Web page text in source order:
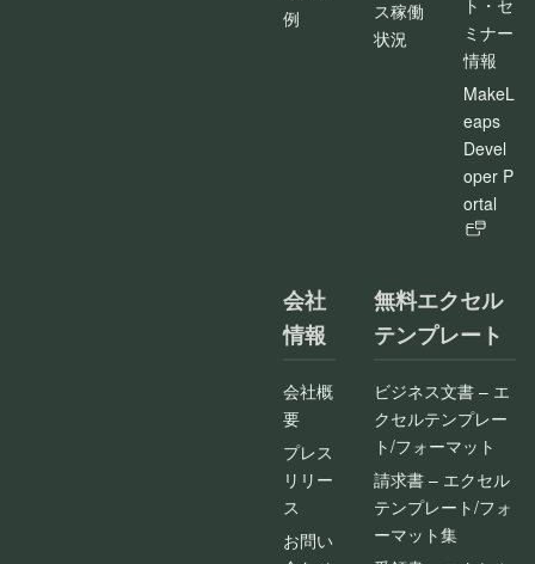
例
ス稼働
状況
ト・セ
ミナー
情報
MakeL
eaps
Devel
oper P
ortal
会社
情報
会社概
要
プレス
リリー
ス
お問い
無料エクセル
テンプレート
ビジネス文書 – エ
クセルテンプレー
ト/フォーマット
請求書 – エクセル
テンプレート/フォ
ーマット集